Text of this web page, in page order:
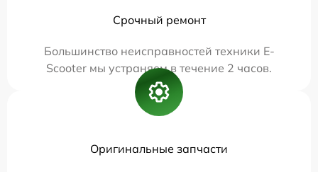
Срочный ремонт
Большинство неисправностей техники E-
Scooter мы устраняем в течение 2 часов.
Оригинальные запчасти